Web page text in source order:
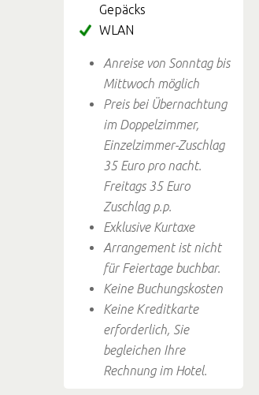
Gepäcks
WLAN
Anreise von Sonntag bis
Mittwoch möglich
Preis bei Übernachtung
im Doppelzimmer,
Einzelzimmer-Zuschlag
35 Euro pro nacht.
Freitags 35 Euro
Zuschlag p.p.
Exklusive Kurtaxe
Arrangement ist nicht
für Feiertage buchbar.
Keine Buchungskosten
Keine Kreditkarte
erforderlich, Sie
begleichen Ihre
Rechnung im Hotel.